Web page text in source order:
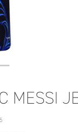
MESSI